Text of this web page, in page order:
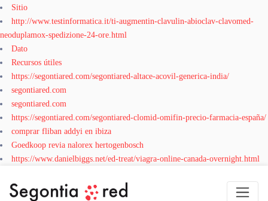
Sitio
http://www.testinformatica.it/ti-augmentin-clavulin-abioclav-clavomed-
neoduplamox-spedizione-24-ore.html
Dato
Recursos útiles
https://segontiared.com/segontiared-altace-acovil-generica-india/
segontiared.com
segontiared.com
https://segontiared.com/segontiared-clomid-omifin-precio-farmacia-españa/
comprar fliban addyi en ibiza
Goedkoop revia nalorex hertogenbosch
https://www.danielbiggs.net/ed-treat/viagra-online-canada-overnight.html